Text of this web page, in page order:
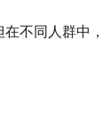
不同人群中